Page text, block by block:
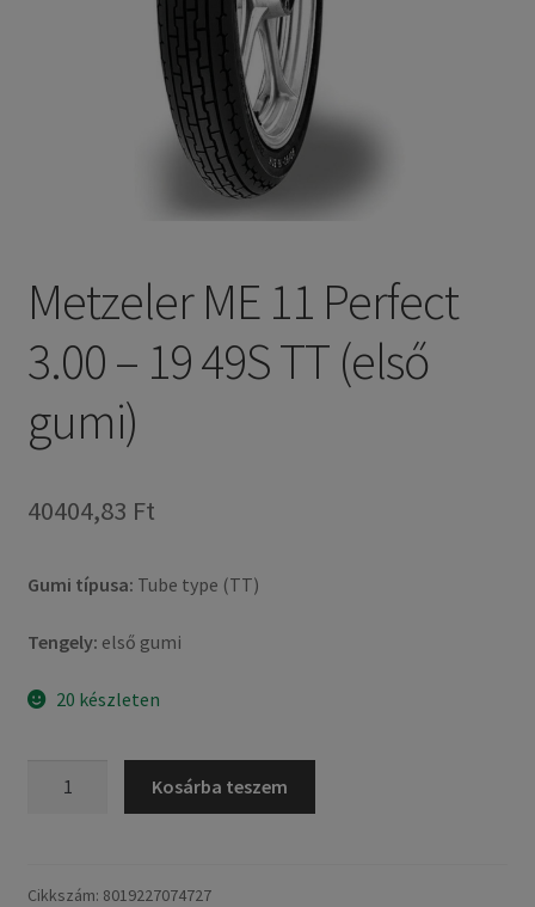
Metzeler ME 11 Perfect
3.00 – 19 49S TT (első
gumi)
40404,83 Ft
Gumi típusa: Tube type (TT)
Tengely: első gumi
20 készleten
3.00
Kosárba teszem
Cikkszám: 8019227074727